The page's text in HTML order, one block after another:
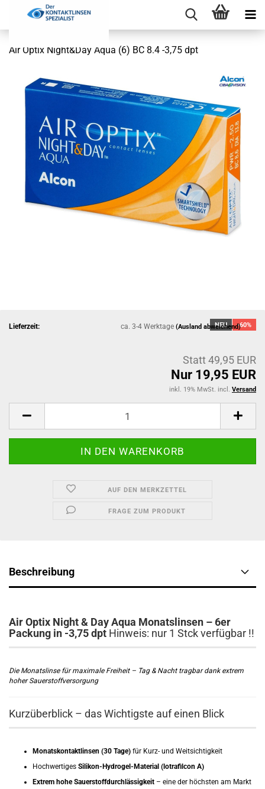
Air Optix Night&Day Aqua (6) BC 8.4 -3,75 dpt
NEU -60%
Lieferzeit: ca. 3-4 Werktage(Ausland abweichend)
Statt 49,95 EUR
Nur 19,95 EUR
inkl. 19% MwSt. incl. Versand
AUF DEN MERKZETTEL
FRAGE ZUM PRODUKT
Beschreibung
Air Optix Night & Day Aqua Monatslinsen – 6er
Packung in -3,75 dpt Hinweis: nur 1 Stck verfügbar !!
Die Monatslinse für maximale Freiheit – Tag & Nacht tragbar dank extrem
hoher Sauerstoffversorgung
Kurzüberblick – das Wichtigste auf einen Blick
Monatskontaktlinsen (30 Tage) für Kurz- und Weitsichtigkeit
Hochwertiges Silikon-Hydrogel-Material (lotrafilcon A)
Extrem hohe Sauerstoffdurchlässigkeit – eine der höchsten am Markt